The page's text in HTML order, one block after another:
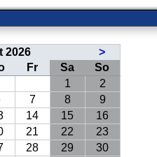
2026
>
nnerstag
FreitagSamstag
So
1
2
7 8
9
14 15
16
21 22
23
28 29
30